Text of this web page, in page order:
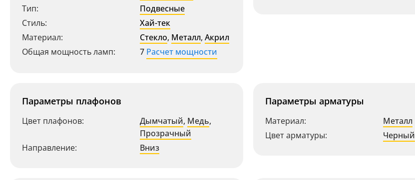
Тип:
Подвесные
Стиль:
Хай-тек
Материал:
Стекло, Металл, Акрил
Общая мощность ламп:
7 Расчет мощности
Параметры плафонов
Цвет плафонов: Дымчатый, Медь,
Прозрачный
Направление:
Вниз
Параметры арматуры
Материал:
Металл
Цвет арматуры:
Черный